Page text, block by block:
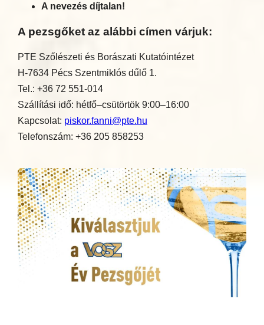
A nevezés díjtalan!
A pezsgőket az alábbi címen várjuk:
PTE Szőlészeti és Borászati Kutatóintézet
H-7634 Pécs Szentmiklós dűlő 1.
Tel.: +36 72 551-014
Szállítási idő: hétfő–csütörtök 9:00–16:00
Kapcsolat: piskor.fanni@pte.hu
Telefonszám: +36 205 858253